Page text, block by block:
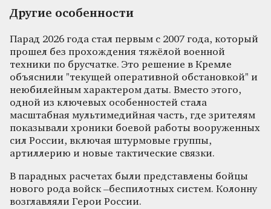
Другие особенности
Парад 2026 года стал первым с 2007 года, который
прошел без прохождения тяжёлой военной
техники по брусчатке. Это решение в Кремле
объяснили "текущей оперативной обстановкой" и
неюбилейным характером даты. Вместо этого,
одной из ключевых особенностей стала
масштабная мультимедийная часть, где зрителям
показывали хроники боевой работы вооруженных
сил России, включая штурмовые группы,
артиллерию и новые тактические связки.
В парадных расчетах были представлены бойцы
нового рода войск –беспилотных систем. Колонну
возглавляли Герои России.